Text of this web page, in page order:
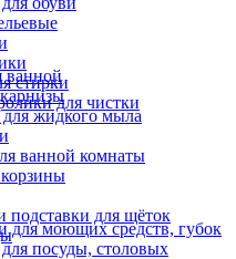
стирки
для чистки
ванной
жидкого мыла
ванной комнаты
подставки для щёток
для моющих средств, губок
посуды, столовых